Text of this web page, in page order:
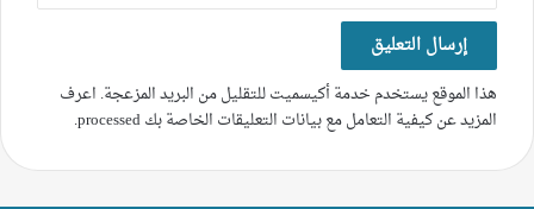
هذا الموقع يستخدم خدمة أكيسميت للتقليل من البريد المزعجة. اعرف
المزيد عن كيفية التعامل مع بيانات التعليقات الخاصة بك processed
.